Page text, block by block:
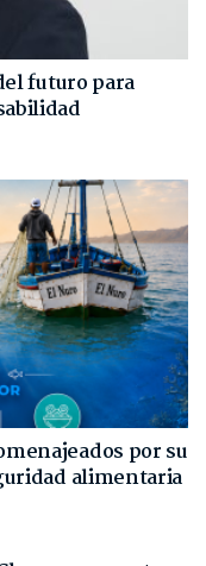
futuro para
por su
alimentaria